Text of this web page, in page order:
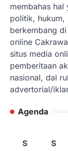
membahas
politik, hukum,
berkembang
online
situs media
pemberitaan
nasional, dal
advertorial/
Agenda
S
S